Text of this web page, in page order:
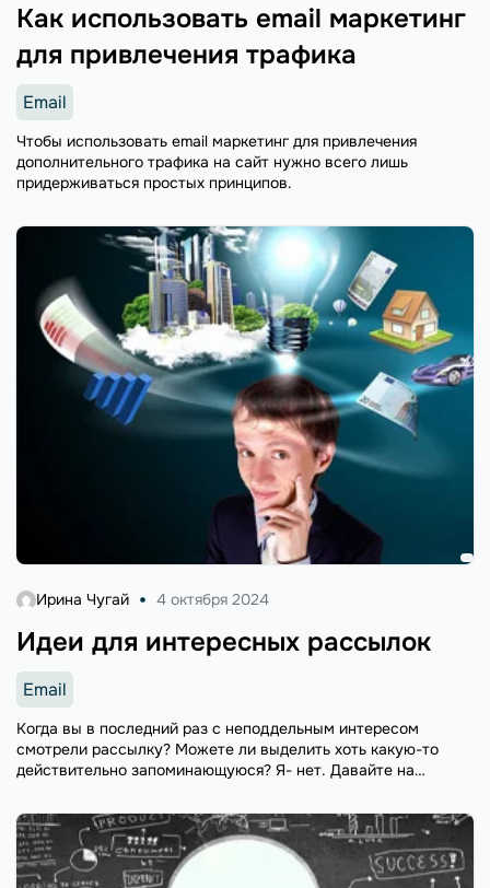
Как использовать email маркетинг
для привлечения трафика
Email
Чтобы использовать email маркетинг для привлечения
дополнительного трафика на сайт нужно всего лишь
придерживаться простых принципов.
Идеи для интересных рассылок
Ирина Чугай 4 октября 2024
Email
Когда вы в последний раз с неподдельным интересом
смотрели рассылку? Можете ли выделить хоть какую-то
действительно запоминающуюся? Я- нет. Давайте на
фирменными шаблонами, правилами и целями. Казалось бы,
рассылки ...